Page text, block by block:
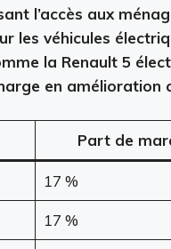
l’accès aux
les véhicules
la Renault 5
en amélioration
Part de
17 %
17 %